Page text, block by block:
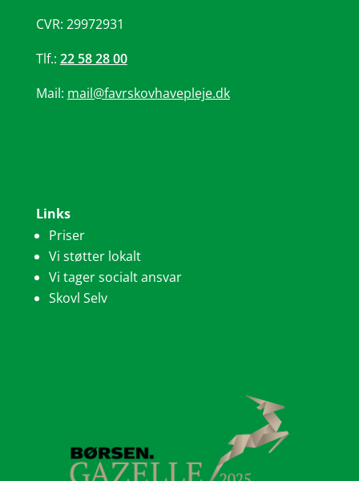
CVR: 29972931
Tlf.: 22 58 28 00
Mail: mail@favrskovhavepleje.dk
Links
Priser
Vi støtter lokalt
Vi tager socialt ansvar
Skovl Selv